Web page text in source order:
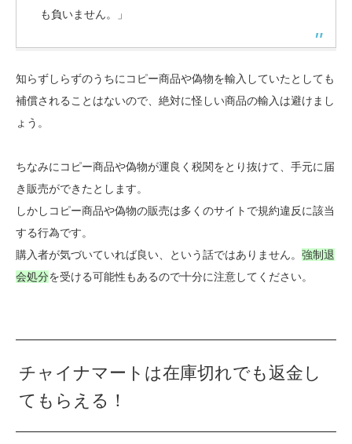
も負いません。」
知らずしらずのうちにコピー商品や偽物を輸入していたとしても
補償されることはないので、絶対に怪しい商品の輸入は避けまし
ょう。
ちなみにコピー商品や偽物が運良く税関をとり抜けて、手元に届
き販売ができたとします。
しかしコピー商品や偽物の販売は多くのサイトで規約違反に該当
する行為です。
購入者が気づいていれば良い、という話ではありません。 強制退
会処分を受ける可能性もあるので十分に注意してください。
チャイナマートは在庫切れでも返金し
てもらえる！